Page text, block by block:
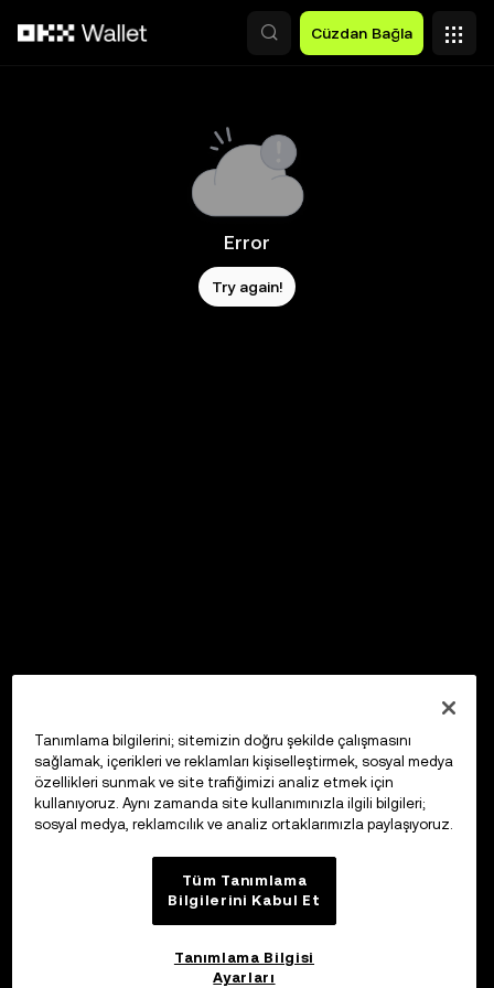
Cüzdan Bağla
Error
Try again!
Tanımlama bilgilerini; sitemizin doğru şekilde çalışmasını
sağlamak, içerikleri ve reklamları kişiselleştirmek, sosyal medya
özellikleri sunmak ve site trafiğimizi analiz etmek için
kullanıyoruz. Aynı zamanda site kullanımınızla ilgili bilgileri;
sosyal medya, reklamcılık ve analiz ortaklarımızla paylaşıyoruz.
Tüm Tanımlama
Bilgilerini Kabul Et
Tanımlama Bilgisi
Ayarları